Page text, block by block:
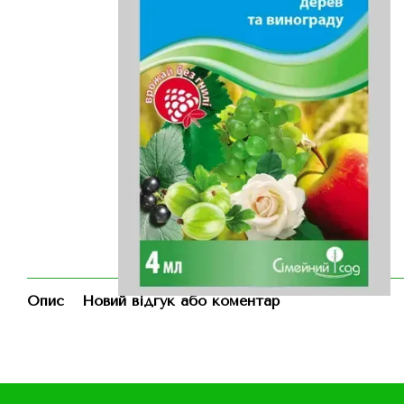
Опис Новий відгук або коментар